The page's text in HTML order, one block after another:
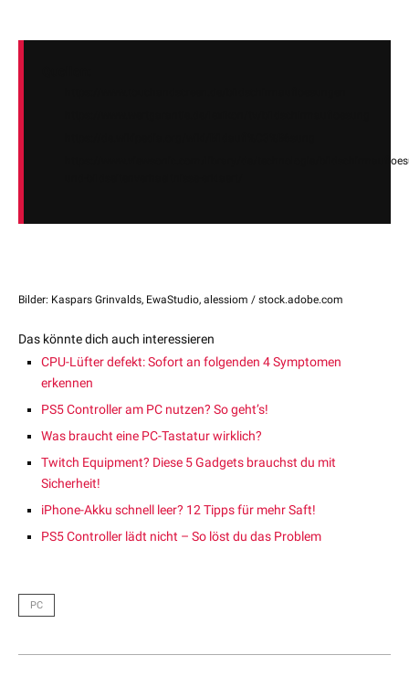
https://www.viewsonic.com/library/de/technologie/
Bilder: Kaspars Grinvalds, EwaStudio, alessiom / stock.adobe.com
Das könnte dich auch interessieren
CPU-Lüfter defekt: Sofort an folgenden 4 Symptomen
erkennen
PS5 Controller am PC nutzen? So geht’s!
Was braucht eine PC-Tastatur wirklich?
Twitch Equipment? Diese 5 Gadgets brauchst du mit
Sicherheit!
iPhone-Akku schnell leer? 12 Tipps für mehr Saft!
PS5 Controller lädt nicht – So löst du das Problem
PC